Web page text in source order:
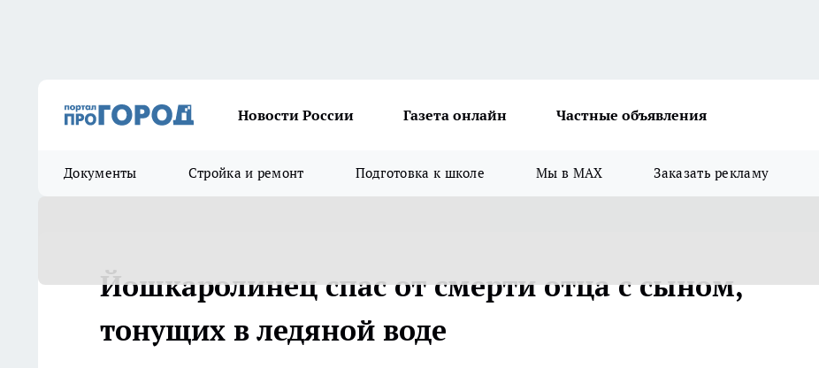
Новости России Газета онлайн Частные объявления
Документы Стройка и ремонт Подготовка к школе Мы в MAX Заказать рекламу
Йошкаролинец спас от смерти отца с сыном,
тонущих в ледяной воде